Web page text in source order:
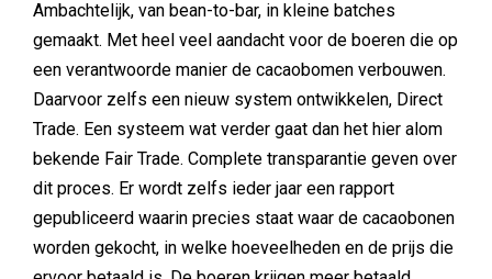
Ambachtelijk, van bean-to-bar, in kleine batches
gemaakt. Met heel veel aandacht voor de boeren die op
een verantwoorde manier de cacaobomen verbouwen.
Daarvoor zelfs een nieuw system ontwikkelen, Direct
Trade. Een systeem wat verder gaat dan het hier alom
bekende Fair Trade. Complete transparantie geven over
dit proces. Er wordt zelfs ieder jaar een rapport
gepubliceerd waarin precies staat waar de cacaobonen
worden gekocht, in welke hoeveelheden en de prijs die